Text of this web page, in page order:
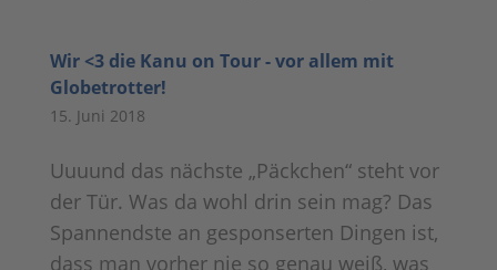
Wir <3 die Kanu on Tour - vor allem mit
Globetrotter!
15. Juni 2018
Uuuund das nächste „Päckchen“ steht vor
der Tür. Was da wohl drin sein mag? Das
Spannendste an gesponserten Dingen ist,
dass man vorher nie so genau weiß, was